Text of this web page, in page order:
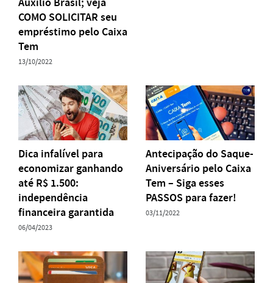
COMO SOLICITAR seu
empréstimo pelo Caixa
Tem
13/10/2022
Dica infalível para
economizar ganhando
até R$ 1.500:
independência
financeira garantida
06/04/2023
Antecipação do Saque-
Aniversário pelo Caixa
Tem – Siga esses
PASSOS para fazer!
03/11/2022